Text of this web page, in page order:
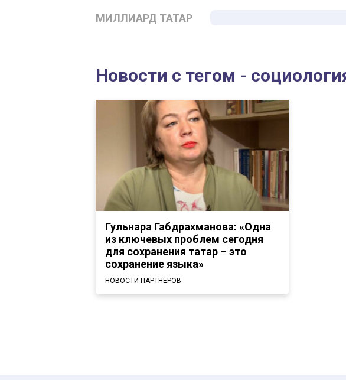
МИЛЛИАРД ТАТАР
Новости с тегом -
Гульнара Габдрахманова: «Одна
из ключевых проблем сегодня
для сохранения татар – это
сохранение языка»
НОВОСТИ ПАРТНЕРОВ